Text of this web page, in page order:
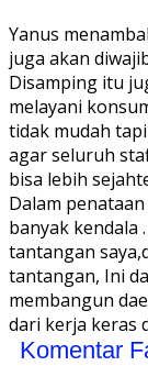
Yanus
juga akan
Disamping itu
melayani
tidak mudah
agar seluruh
bisa lebih
Dalam
banyak kendala
tantangan
tantangan, Ini
membangun
dari kerja keras
Komentar